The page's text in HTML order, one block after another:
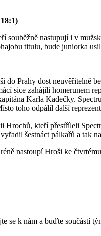
nastupují i v
titulu, bude juniorka
Prahy dost neuvěřitelně
sice zahájili homerunem
Karla Kadečky.
toho odpálil další
kteří přestříleli
šestnáct pálkařů a
nastoupí Hroši ke
se k nám a buďte součástí